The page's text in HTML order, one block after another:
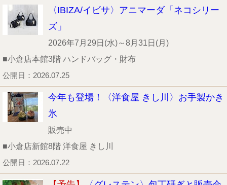
〈IBIZA/イビサ〉アニマーダ「ネコシリー
ズ」
2026年7月29日(水)～8月31日(月)
■小倉店本館3階 ハンドバッグ・財布
公開日：2026.07.25
今年も登場！〈洋食屋 きし川〉お手製かき
氷
販売中
■小倉店新館8階 洋食屋 きし川
公開日：2026.07.22